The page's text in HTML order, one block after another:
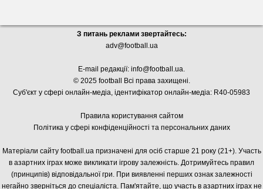
З питань реклами звертайтесь:
adv@football.ua
E-mail редакції: info@football.ua.
© 2025 football Всі права захищені.
Суб'єкт у сфері онлайн-медіа, ідентифікатор онлайн-медіа: R40-05983
Правила користування сайтом
Політика у сфері конфіденційності та персональних даних
Матеріали сайту football.ua призначені для осіб старше 21 року (21+). Участь
в азартних іграх може викликати ігрову залежність. Дотримуйтесь правил
(принципів) відповідальної гри. При виявленні перших ознак залежності
негайно зверніться до спеціаліста. Пам'ятайте, що участь в азартних іграх не